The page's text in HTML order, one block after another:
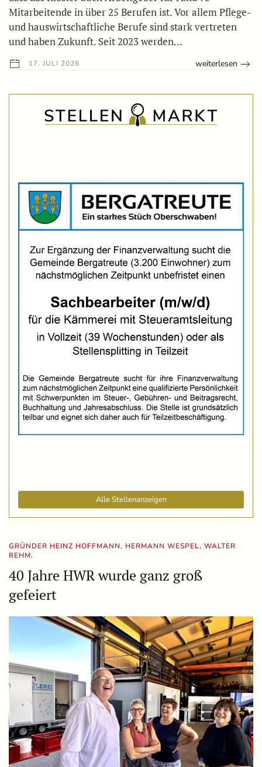
Mitarbeitende in über 25 Berufen ist. Vor allem Pflege-
und hauswirtschaftliche Berufe sind stark vertreten
und haben Zukunft. Seit 2023 werden…
17. JULI 2026 weiterlesen
Alle Stellenanzeigen
GRÜNDER HEINZ HOFFMANN, HERMANN WESPEL, WALTER
REHM.
40 Jahre HWR wurde ganz groß
gefeiert